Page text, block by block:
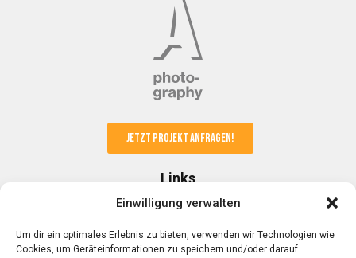
Einwilligung verwalten
Um dir ein optimales Erlebnis zu bieten, verwenden wir Technologien wie
Cookies, um Geräteinformationen zu speichern und/oder darauf
Jetzt Projekt anfragen!
Links
FAQ
AGB